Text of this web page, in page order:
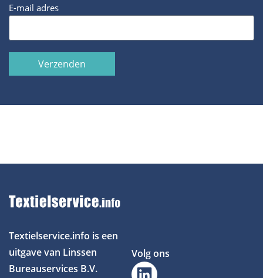
E-mail adres
Verzenden
Textielservice.info is een
uitgave van Linssen
Bureauservices B.V.
Volg ons